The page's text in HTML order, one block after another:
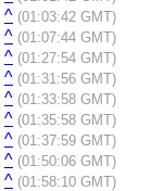
^ (01:03:42 GMT)
^ (01:07:44 GMT)
^ (01:27:54 GMT)
^ (01:31:56 GMT)
^ (01:33:58 GMT)
^ (01:35:58 GMT)
^ (01:37:59 GMT)
^ (01:50:06 GMT)
^ (01:58:10 GMT)